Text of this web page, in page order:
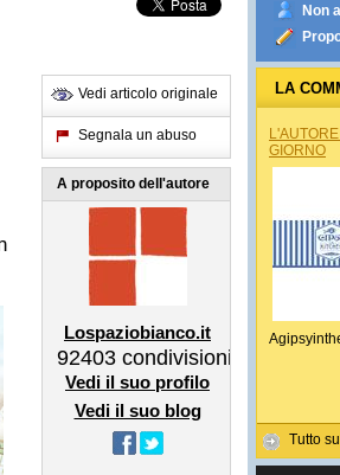
Vedi articolo originale
Segnala un abuso
A proposito dell'autore
Lospaziobianco.it
92403 condivisioni
Vedi il suo profilo
Vedi il suo blog
Non
LA
GIORNO
Tutto